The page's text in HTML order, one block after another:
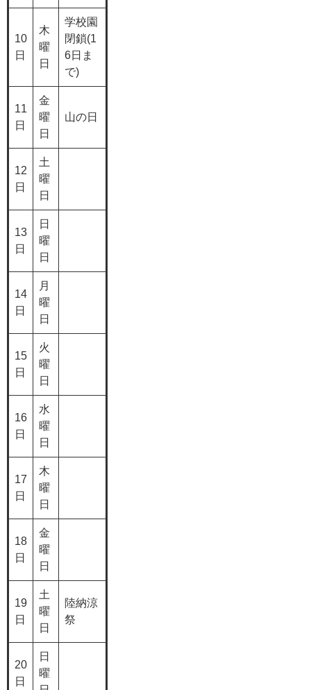
10
日
木
曜
日
学校園
閉鎖(1
6日ま
で)
11
日
金
曜
日
山の日
12
日
土
曜
日
13
日
日
曜
日
14
日
月
曜
日
15
日
火
曜
日
16
日
水
曜
日
17
日
木
曜
日
18
日
金
曜
日
19
日
土
曜
日
陸納涼
祭
20
日
日
曜